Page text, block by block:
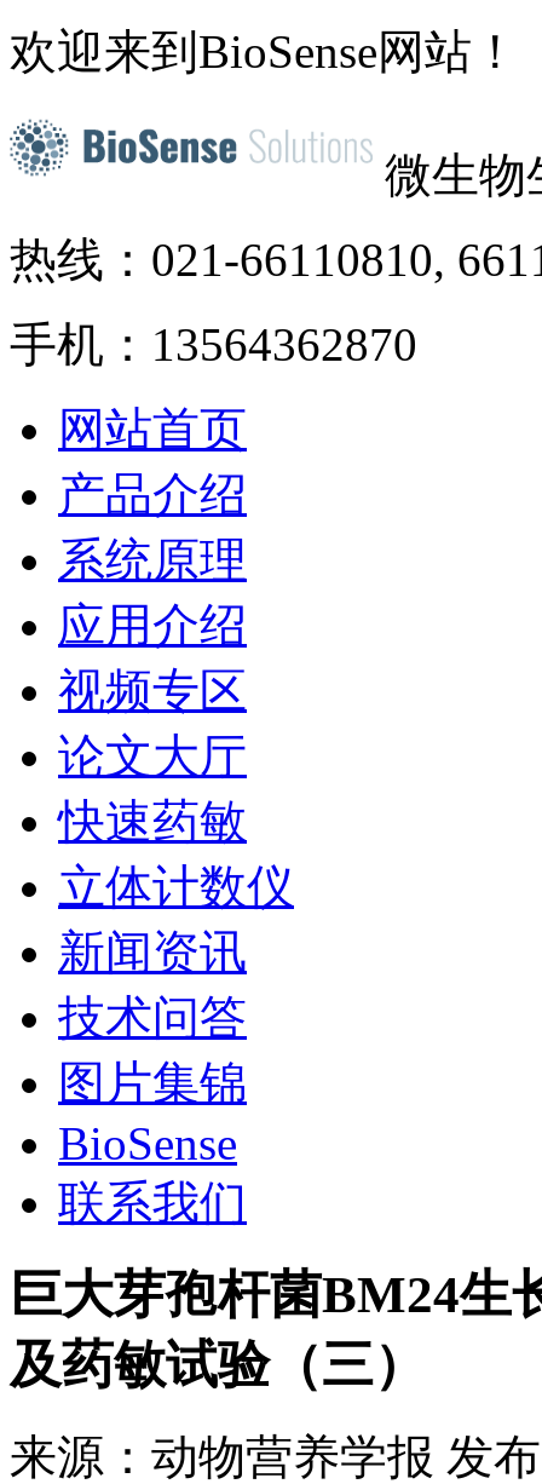
欢迎来到BioSense网站！
微生物
热线：021-66110810,
手机：13564362870
网站首页
产品介绍
系统原理
应用介绍
视频专区
论文大厅
快速药敏
立体计数仪
新闻资讯
技术问答
图片集锦
BioSense
联系我们
巨大芽孢杆菌BM24生
及药敏试验（三）
来源： 动物营养学报 发